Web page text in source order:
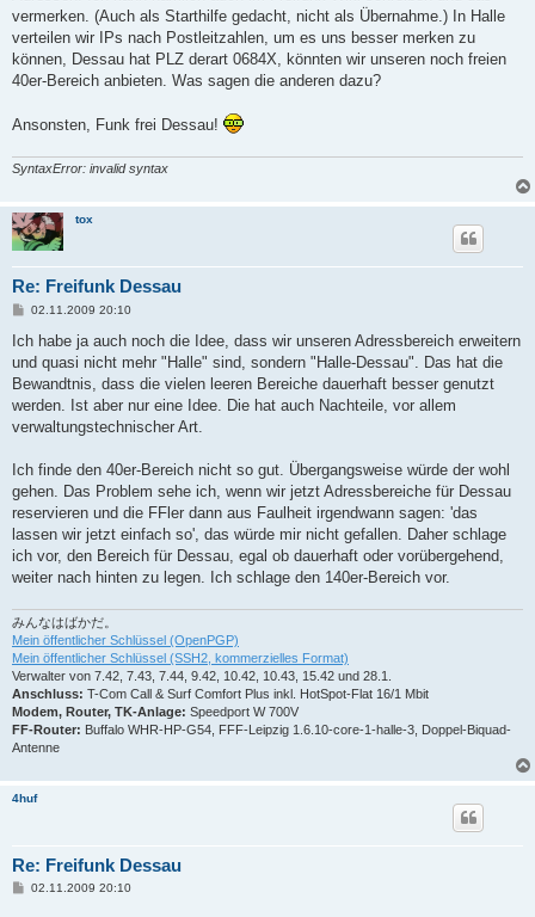
vermerken. (Auch als Starthilfe gedacht, nicht als Übernahme.) In Halle
verteilen wir IPs nach Postleitzahlen, um es uns besser merken zu
können, Dessau hat PLZ derart 0684X, könnten wir unseren noch freien
40er-Bereich anbieten. Was sagen die anderen dazu?
Ansonsten, Funk frei Dessau!
SyntaxError: invalid syntax
tox
Re: Freifunk Dessau
B
i
r
a
02.11.2009 20:10
Ich habe ja auch noch die Idee, dass wir unseren Adressbereich erweitern
und quasi nicht mehr "Halle" sind, sondern "Halle-Dessau". Das hat die
Bewandtnis, dass die vielen leeren Bereiche dauerhaft besser genutzt
werden. Ist aber nur eine Idee. Die hat auch Nachteile, vor allem
verwaltungstechnischer Art.
Ich finde den 40er-Bereich nicht so gut. Übergangsweise würde der wohl
gehen. Das Problem sehe ich, wenn wir jetzt Adressbereiche für Dessau
reservieren und die FFler dann aus Faulheit irgendwann sagen: 'das
lassen wir jetzt einfach so', das würde mir nicht gefallen. Daher schlage
ich vor, den Bereich für Dessau, egal ob dauerhaft oder vorübergehend,
weiter nach hinten zu legen. Ich schlage den 140er-Bereich vor.
みんなはばかだ。
Mein öffentlicher Schlüssel (OpenPGP)
Mein öffentlicher Schlüssel (SSH2, kommerzielles Format)
Verwalter von 7.42, 7.43, 7.44, 9.42, 10.42, 10.43, 15.42 und 28.1.
Anschluss: T-Com Call & Surf Comfort Plus inkl. HotSpot-Flat 16/1 Mbit
Modem, Router, TK-Anlage: Speedport W 700V
FF-Router: Buffalo WHR-HP-G54, FFF-Leipzig 1.6.10-core-1-halle-3, Doppel-Biquad-
Antenne
4huf
Re: Freifunk Dessau
B02.11.2009 20:10